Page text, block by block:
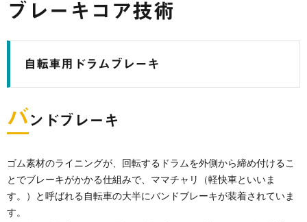
ブレーキコア技術
自転車用ドラムブレーキ
バンドブレーキ
ゴム素材のライニングが、回転するドラムを外側から締め付けるこ
とでブレーキがかかる仕組みで、ママチャリ（軽快車といいま
す。）と呼ばれる自転車の大半にバンドブレーキが装着されていま
す。